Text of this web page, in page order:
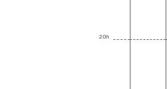
20h